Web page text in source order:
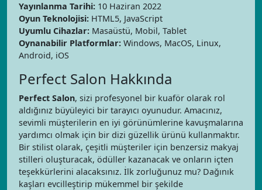
Yayınlanma Tarihi: 10 Haziran 2022
Oyun Teknolojisi: HTML5, JavaScript
Uyumlu Cihazlar: Masaüstü, Mobil, Tablet
Oynanabilir Platformlar: Windows, MacOS, Linux,
Android, iOS
Perfect Salon Hakkında
Perfect Salon, sizi profesyonel bir kuaför olarak rol
aldığınız büyüleyici bir tarayıcı oyunudur. Amacınız,
sevimli müşterilerin en iyi görünümlerine kavuşmalarına
yardımcı olmak için bir dizi güzellik ürünü kullanmaktır.
Bir stilist olarak, çeşitli müşteriler için benzersiz makyaj
stilleri oluşturacak, ödüller kazanacak ve onların içten
teşekkürlerini alacaksınız. İlk zorluğunuz mu? Dağınık
kaşları evcilleştirip mükemmel bir şekilde